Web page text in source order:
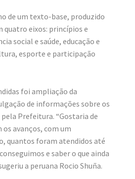
de um texto-base, produzido
quatro eixos: princípios e
social e saúde, educação e
esporte e participação
foi ampliação da
de informações sobre os
Prefeitura. “Gostaria de
avanços, com um
quantos foram atendidos até
e saber o que ainda
a peruana Rocio Shuña.